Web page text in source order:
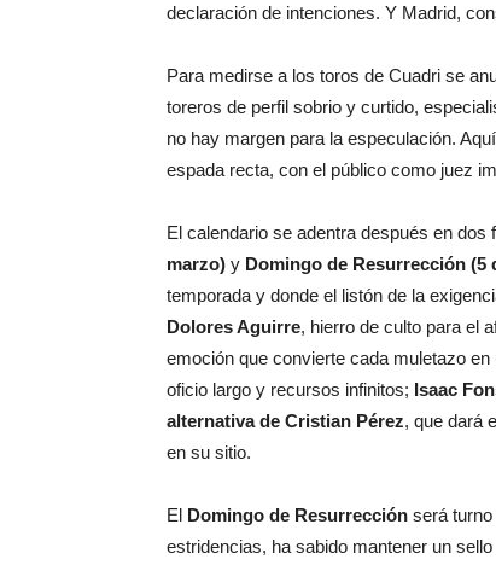
declaración de intenciones. Y Madrid,
Para medirse a los toros de Cuadri se
toreros de perfil sobrio y curtido,
no hay margen para la especulación.
espada recta, con el público como juez
El calendario se adentra después en
marzo) y Domingo de Resurrección (5
temporada y donde el listón de la
Dolores Aguirre, hierro de culto para el
emoción que convierte cada muletazo
oficio largo y recursos infinitos; Isaac
alternativa de Cristian Pérez, que dará
en su sitio.
El Domingo de Resurrección será
estridencias, ha sabido mantener un